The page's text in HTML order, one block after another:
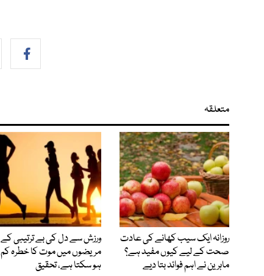
متعلقہ
روزانہ ایک سیب کھانے کی عادت
صحت کے لیے کیوں مفید ہے؟
ماہرین نے اہم فوائد بتا دیے
ورزش سے دل کی بے ترتیبی کے
مریضوں میں موت کا خطرہ کم
ہو سکتا ہے، تحقیق